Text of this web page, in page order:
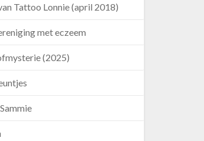
Tattoo Lonnie (april 2018)
met eczeem
(2025)